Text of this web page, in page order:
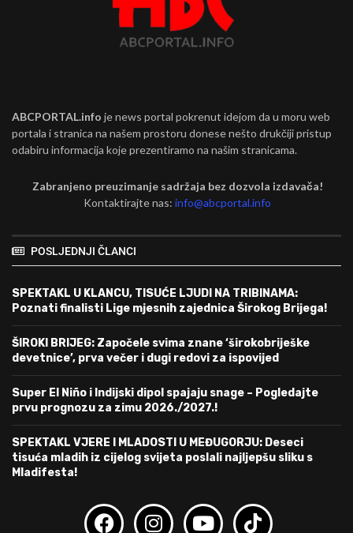
ABCPORTAL.info je news portal pokrenut idejom da u moru web
portala i stranica na našem prostoru donese nešto drukčiji pristup
odabiru informacija koje prezentiramo na našim stranicama.
Zabranjeno preuzimanje sadržaja bez dozvola izdavača!
Kontaktirajte nas:info@abcportal.info
POSLJEDNJI ČLANCI
SPEKTAKL U KLANCU, TISUĆE LJUDI NA TRIBINAMA:
Poznati finalisti Lige mjesnih zajednica Širokog Brijega!
ŠIROKI BRIJEG: Započele svima znane ‘širokobriješke
devetnice’, prva večer i dugi redovi za ispovijed
Super El Niño i Indijski dipol spajaju snage – Pogledajte
prvu prognozu za zimu 2026./2027.!
SPEKTAKL VJERE I MLADOSTI U MEĐUGORJU: Deseci
tisuća mladih iz cijelog svijeta poslali najljepšu sliku s
Mladifesta!